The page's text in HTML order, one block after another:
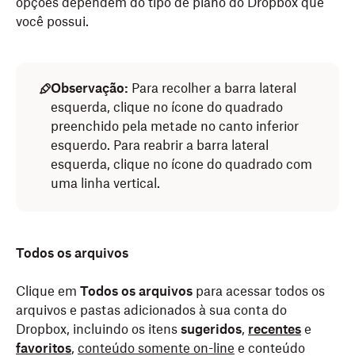
você possui.
Observação: Para recolher a barra lateral
esquerda, clique no ícone do quadrado
preenchido pela metade no canto inferior
esquerdo. Para reabrir a barra lateral
esquerda, clique no ícone do quadrado com
uma linha vertical.
Todos os arquivos
Clique em Todos os arquivos para acessar todos os
arquivos e pastas adicionados à sua conta do
Dropbox, incluindo os itens sugeridos, recentes e
favoritos, conteúdo somente on-line e conteúdo